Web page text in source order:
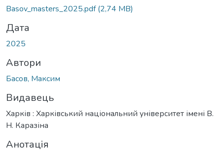
Basov_masters_2025.pdf(2,74 MB)
Дата
2025
Автори
Басов, Максим
Видавець
Харків : Харківський національний університет імені В.
Н. Каразіна
Анотація